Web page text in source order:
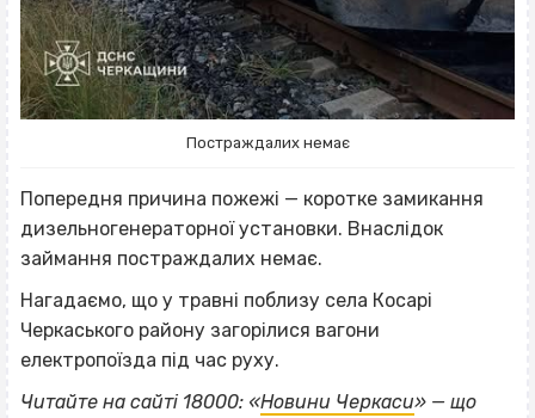
Постраждалих немає
Попередня причина пожежі — коротке замикання
дизельногенераторної установки. Внаслідок
займання постраждалих немає.
Нагадаємо, що у травні поблизу села Косарі
Черкаського району загорілися вагони
електропоїзда під час руху.
Читайте на сайті 18000: «Новини Черкаси» — що